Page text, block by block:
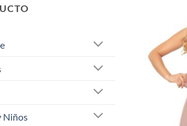
Niños